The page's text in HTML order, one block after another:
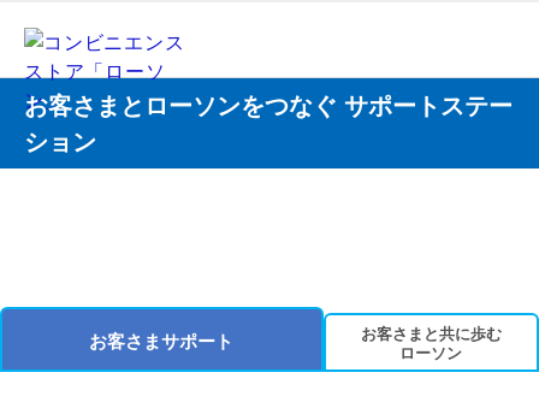
お客さまとローソンをつなぐ サポートステー
ション
お客さまサポート
お客さまと共に歩む
ローソン